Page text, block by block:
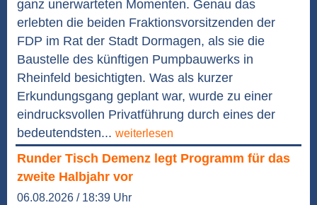
ganz unerwarteten Momenten. Genau das
erlebten die beiden Fraktionsvorsitzenden der
FDP im Rat der Stadt Dormagen, als sie die
Baustelle des künftigen Pumpbauwerks in
Rheinfeld besichtigten. Was als kurzer
Erkundungsgang geplant war, wurde zu einer
eindrucksvollen Privatführung durch eines der
bedeutendsten... weiterlesen
Runder Tisch Demenz legt Programm für das
zweite Halbjahr vor
06.08.2026 / 18:39 Uhr